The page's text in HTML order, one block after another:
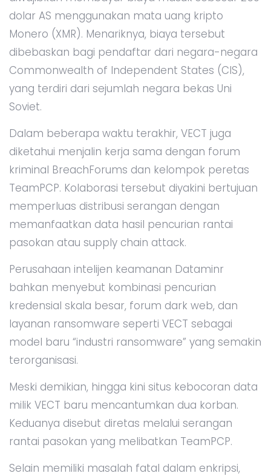
dolar AS menggunakan mata uang kripto
Monero (XMR). Menariknya, biaya tersebut
dibebaskan bagi pendaftar dari negara-negara
Commonwealth of Independent States (CIS),
yang terdiri dari sejumlah negara bekas Uni
Soviet.
Dalam beberapa waktu terakhir, VECT juga
diketahui menjalin kerja sama dengan forum
kriminal BreachForums dan kelompok peretas
TeamPCP. Kolaborasi tersebut diyakini bertujuan
memperluas distribusi serangan dengan
memanfaatkan data hasil pencurian rantai
pasokan atau supply chain attack.
Perusahaan intelijen keamanan Dataminr
bahkan menyebut kombinasi pencurian
kredensial skala besar, forum dark web, dan
layanan ransomware seperti VECT sebagai
model baru “industri ransomware” yang semakin
terorganisasi.
Meski demikian, hingga kini situs kebocoran data
milik VECT baru mencantumkan dua korban.
Keduanya disebut diretas melalui serangan
rantai pasokan yang melibatkan TeamPCP.
Selain memiliki masalah fatal dalam enkripsi,